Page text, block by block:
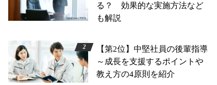
る？ 効果的な実施方法など
も解説
【第2位】中堅社員の後輩指導
～成長を支援するポイントや
教え方の4原則を紹介